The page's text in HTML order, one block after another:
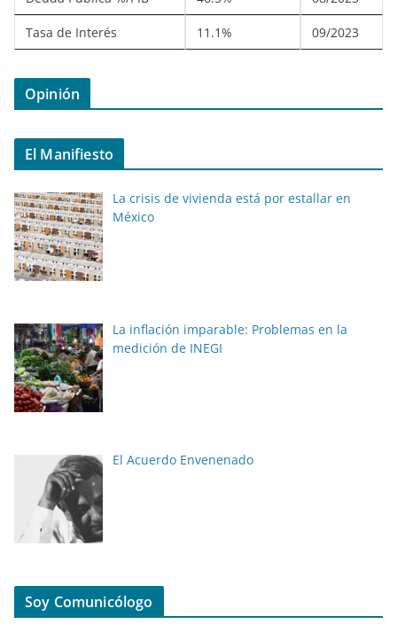
Tasa de Interés 11.1% 09/2023
Opinión
El Manifiesto
La crisis de vivienda está por estallar en
México
La inflación imparable: Problemas en la
medición de INEGI
El Acuerdo Envenenado
Soy Comunicólogo